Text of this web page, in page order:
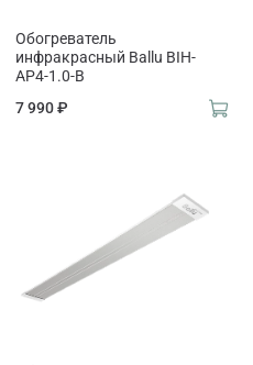
Обогреватель
инфракрасный Ballu BIH-
AP4-1.0-B
7 990 ₽